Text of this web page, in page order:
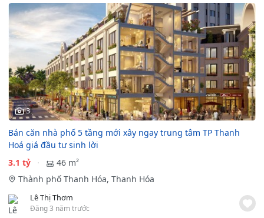
3
Bán căn nhà phố 5 tầng mới xây ngay trung tâm TP Thanh
Hoá giá đầu tư sinh lời
3.1 tỷ
46 m²
Thành phố Thanh Hóa, Thanh Hóa
Lê Thị Thơm
Đăng 3 năm trước